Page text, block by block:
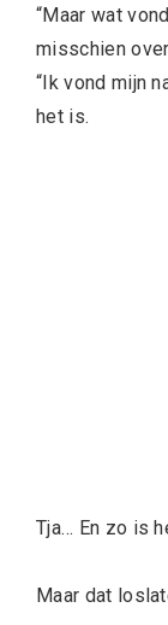
“Maar wat
misschien
“Ik vond mijn
het is.
Tja… En zo is
Maar dat